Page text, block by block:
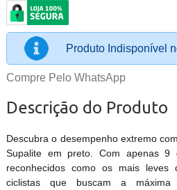
Produto Indisponível
Compre Pelo WhatsApp
Descrição do Produto
Descubra o desempenho extremo
Supalite em preto. Com apenas 9
reconhecidos como os mais leves
ciclistas que buscam a